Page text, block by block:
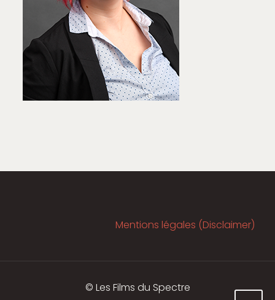
Mentions légales (Disclaimer)
© Les Films du Spectre